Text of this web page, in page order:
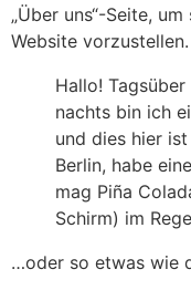
„Über uns“-Seite,
Website
Hallo!
nachts bin ich
und dies hier
Berlin, habe
mag Piña
Schirm) im
…oder so etwas wie